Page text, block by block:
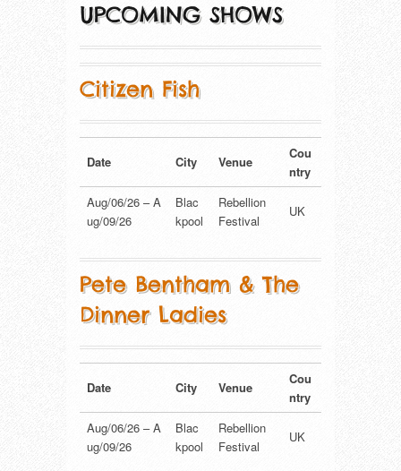
UPCOMING SHOWS
Citizen Fish
Date City Venue
Cou
ntry
Aug/06/26 – A
ug/09/26
Blac
kpool
Rebellion
Festival
UK
Pete Bentham & The
Dinner Ladies
Date City Venue
Cou
ntry
Aug/06/26 – A
ug/09/26
Blac
kpool
Rebellion
Festival
UK